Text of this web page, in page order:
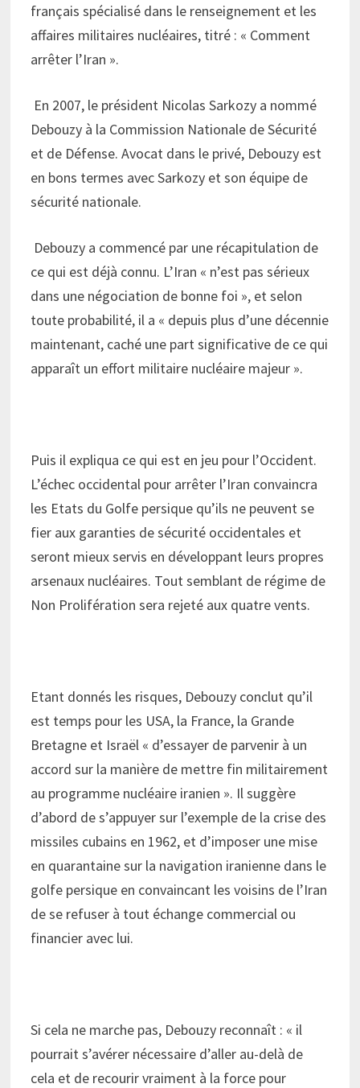
français spécialisé dans le renseignement et les
affaires militaires nucléaires, titré : « Comment
arrêter l’Iran ».
En 2007, le président Nicolas Sarkozy a nommé
Debouzy à la Commission Nationale de Sécurité
et de Défense. Avocat dans le privé, Debouzy est
en bons termes avec Sarkozy et son équipe de
sécurité nationale.
Debouzy a commencé par une récapitulation de
ce qui est déjà connu. L’Iran « n’est pas sérieux
dans une négociation de bonne foi », et selon
toute probabilité, il a « depuis plus d’une décennie
maintenant, caché une part significative de ce qui
apparaît un effort militaire nucléaire majeur ».
Puis il expliqua ce qui est en jeu pour l’Occident.
L’échec occidental pour arrêter l’Iran convaincra
les Etats du Golfe persique qu’ils ne peuvent se
fier aux garanties de sécurité occidentales et
seront mieux servis en développant leurs propres
arsenaux nucléaires. Tout semblant de régime de
Non Prolifération sera rejeté aux quatre vents.
Etant donnés les risques, Debouzy conclut qu’il
est temps pour les USA, la France, la Grande
Bretagne et Israël « d’essayer de parvenir à un
accord sur la manière de mettre fin militairement
au programme nucléaire iranien ». Il suggère
d’abord de s’appuyer sur l’exemple de la crise des
missiles cubains en 1962, et d’imposer une mise
en quarantaine sur la navigation iranienne dans le
golfe persique en convaincant les voisins de l’Iran
de se refuser à tout échange commercial ou
financier avec lui.
Si cela ne marche pas, Debouzy reconnaît : « il
pourrait s’avérer nécessaire d’aller au-delà de
cela et de recourir vraiment à la force pour